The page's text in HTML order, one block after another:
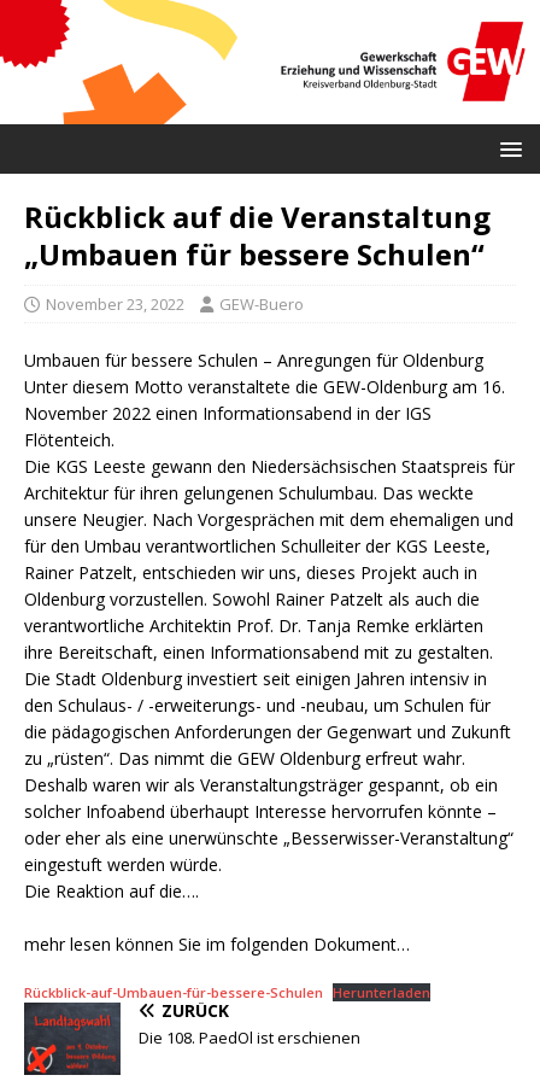
Rückblick auf die Veranstaltung
„Umbauen für bessere Schulen“
November 23, 2022 GEW-Buero
Umbauen für bessere Schulen – Anregungen für Oldenburg
Unter diesem Motto veranstaltete die GEW-Oldenburg am 16.
November 2022 einen Informationsabend in der IGS
Flötenteich.
Die KGS Leeste gewann den Niedersächsischen Staatspreis für
Architektur für ihren gelungenen Schulumbau. Das weckte
unsere Neugier. Nach Vorgesprächen mit dem ehemaligen und
für den Umbau verantwortlichen Schulleiter der KGS Leeste,
Rainer Patzelt, entschieden wir uns, dieses Projekt auch in
Oldenburg vorzustellen. Sowohl Rainer Patzelt als auch die
verantwortliche Architektin Prof. Dr. Tanja Remke erklärten
ihre Bereitschaft, einen Informationsabend mit zu gestalten.
Die Stadt Oldenburg investiert seit einigen Jahren intensiv in
den Schulaus- / -erweiterungs- und -neubau, um Schulen für
die pädagogischen Anforderungen der Gegenwart und Zukunft
zu „rüsten“. Das nimmt die GEW Oldenburg erfreut wahr.
Deshalb waren wir als Veranstaltungsträger gespannt, ob ein
solcher Infoabend überhaupt Interesse hervorrufen könnte –
oder eher als eine unerwünschte „Besserwisser-Veranstaltung“
eingestuft werden würde.
Die Reaktion auf die….
mehr lesen können Sie im folgenden Dokument…
Rückblick-auf-Umbauen-für-bessere-Schulen Herunterladen
ZURÜCK
Die 108. PaedOl ist erschienen